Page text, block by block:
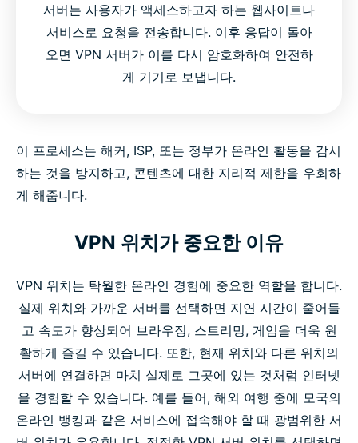
서버는 사용자가 액세스하고자 하는 웹사이트나
서비스로 요청을 전송합니다. 이후 응답이 돌아
오면 VPN 서버가 이를 다시 암호화하여 안전하
게 기기로 보냅니다.
이 프로세스는 해커, ISP, 또는 정부가 온라인 활동을 감시
하는 것을 방지하고, 콘텐츠에 대한 지리적 제한을 우회하
게 해줍니다.
VPN 위치가 중요한 이유
VPN 위치는 탁월한 온라인 경험에 중요한 역할을 합니다.
실제 위치와 가까운 서버를 선택하면 지연 시간이 줄어들
고 속도가 향상되어 브라우징, 스트리밍, 게임을 더욱 원
활하게 즐길 수 있습니다. 또한, 현재 위치와 다른 위치의
서버에 연결하면 마치 실제로 그곳에 있는 것처럼 인터넷
을 경험할 수 있습니다. 예를 들어, 해외 여행 중에 모국의
온라인 뱅킹과 같은 서비스에 접속해야 할 때 광범위한 서